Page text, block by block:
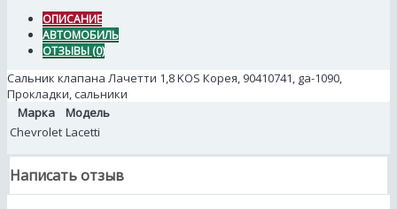
ОПИСАНИЕ
АВТОМОБИЛЬ
ОТЗЫВЫ (0)
Сальник клапана Лачетти 1,8 KOS Корея, 90410741, ga-1090,
Прокладки, сальники
Марка
Модель
Chevrolet Lacetti
Написать отзыв